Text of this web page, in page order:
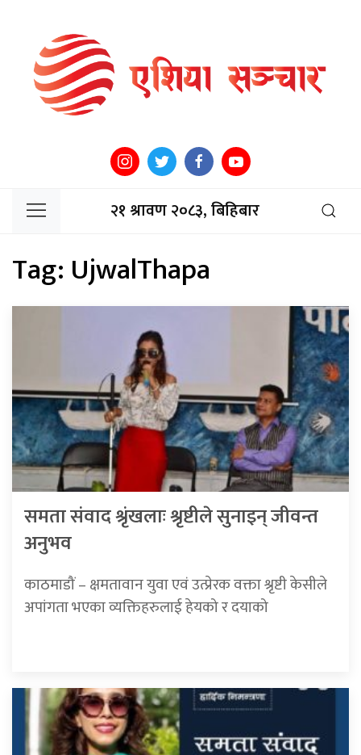
२१ श्रावण २०८३, बिहिबार
Tag: UjwalThapa
समता संवाद श्रृंखलाः श्रृष्टीले सुनाइन् जीवन्त
अनुभव
काठमाडौं – क्षमतावान युवा एवं उत्प्रेरक वक्ता श्रृष्टी केसीले
अपांगता भएका व्यक्तिहरुलाई हेयको र दयाको